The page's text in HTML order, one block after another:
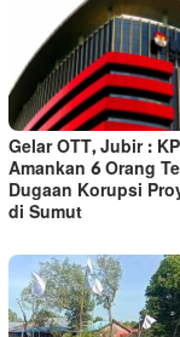
Gelar OTT, Jubir :
Amankan 6 Orang
Dugaan Korupsi
di Sumut